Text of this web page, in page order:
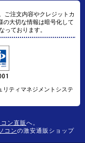
ご注文内容やクレジットカ
の大切な情報は暗号化して
っております。
ティマネジメントシステ
ン直販へ。
コンの激安通販ショップ